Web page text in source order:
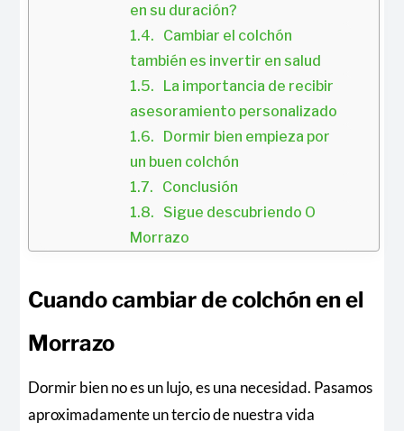
en su duración?
Cambiar el colchón
también es invertir en salud
La importancia de recibir
asesoramiento personalizado
Dormir bien empieza por
un buen colchón
Conclusión
Sigue descubriendo O
Morrazo
Cuando cambiar de colchón en el
Morrazo
Dormir bien no es un lujo, es una necesidad. Pasamos
aproximadamente un tercio de nuestra vida